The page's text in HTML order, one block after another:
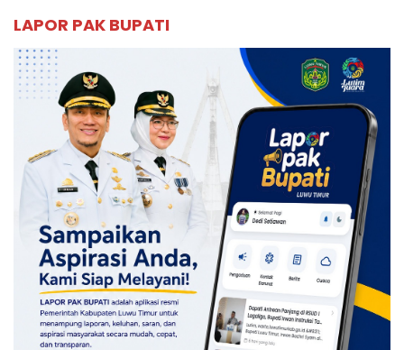
LAPOR PAK BUPATI